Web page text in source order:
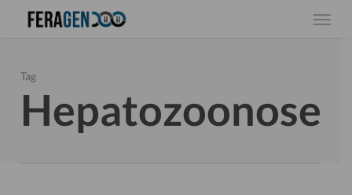
content
Menu
Tag
Hepatozoonose